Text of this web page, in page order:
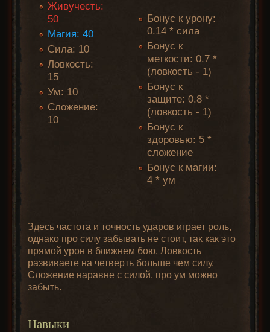
Живучесть:
50
Магия: 40
Сила: 10
Ловкость:
15
Ум: 10
Сложение:
10
Бонус к урону:
0.14 * сила
Бонус к
меткости: 0.7 *
(ловкость - 1)
Бонус к
защите: 0.8 *
(ловкость - 1)
Бонус к
здоровью: 5 *
сложение
Бонус к магии:
4 * ум
Здесь частота и точность ударов играет роль,
однако про силу забывать не стоит, так как это
прямой урон в ближнем бою. Ловкость
развиваете на четверть больше чем силу.
Сложение наравне с силой, про ум можно
забыть.
Навыки